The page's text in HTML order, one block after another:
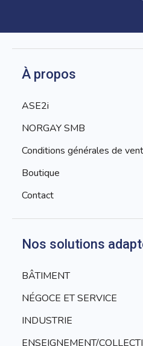
À propos
ASE2i
NORGAY SMB
Conditions générales de
Boutique
Contact
Nos solutions
BÂTIMENT
NÉGOCE ET SERVICE
INDUSTRIE
ENSEIGNEMENT/